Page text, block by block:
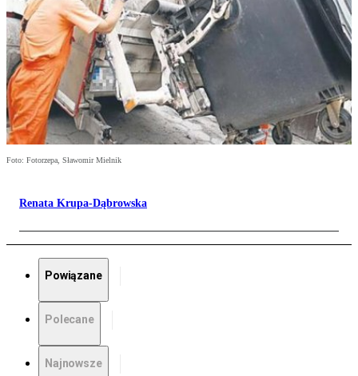
Foto: Fotorzepa, Sławomir Mielnik
Renata Krupa-Dąbrowska
Powiązane
Polecane
Najnowsze